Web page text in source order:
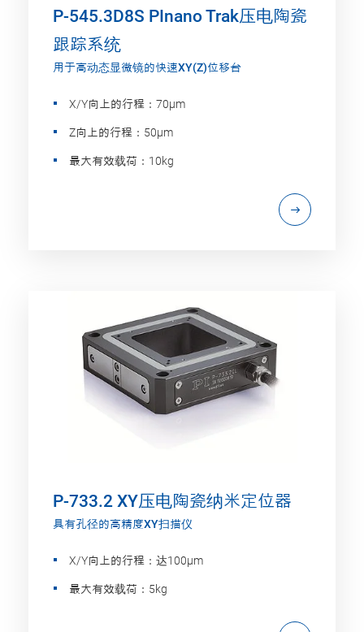
P-545.3D8S PInano Trak压电陶瓷
跟踪系统
用于高动态显微镜的快速XY(Z)位移台
X/Y向上的行程：70µm
Z向上的行程：50µm
最大有效载荷：10kg
P-733.2 XY压电陶瓷纳米定位器
具有孔径的高精度XY扫描仪
X/Y向上的行程：达100µm
最大有效载荷：5kg